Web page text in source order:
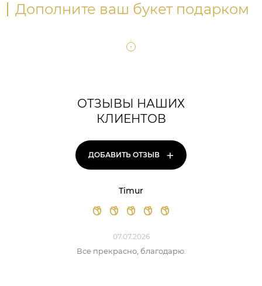
Дополните ваш букет подарком
ОТЗЫВЫ НАШИХ
КЛИЕНТОВ
ДОБАВИТЬ ОТЗЫВ +
Timur
07.07.2026
Все прекрасно, благодарю.